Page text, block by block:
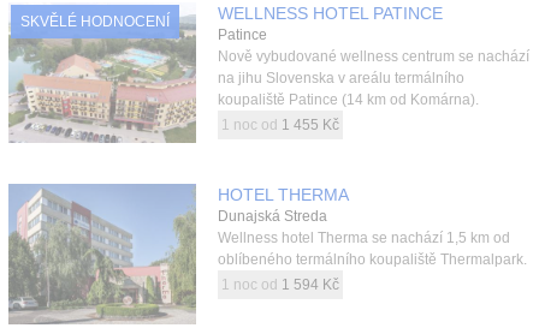
SKVĚLÉ HODNOCENÍ WELLNESS HOTEL PATINCE
Patince
Nově vybudované wellness centrum se nachází
na jihu Slovenska v areálu termálního
koupaliště Patince (14 km od Komárna).
1 noc od 1 455 Kč
HOTEL THERMA
Dunajská Streda
Wellness hotel Therma se nachází 1,5 km od
oblíbeného termálního koupaliště Thermalpark.
1 noc od 1 594 Kč